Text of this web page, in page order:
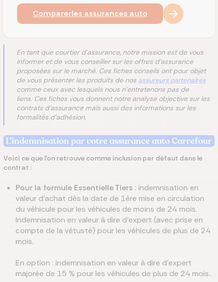
Comparerles assurances auto
En tant que courtier d'assurance, notre mission est de vous
informer et de vous conseiller sur les offres d'assurance
proposées sur le marché. Ces fiches conseils ont pour objet
de vous présenter les produits de nos assureurs partenaires
comme ceux avec lesquels nous n'entretenons pas de
liens. Ces fiches vous donnent notre analyse objective sur les
contrats d'assurance mais aussi des informations sur les
formalités d'adhésion.
L’indemnisation par votre assurance auto Carrefour
Voici ce que l’on retrouve comme inclusion par défaut dans le
contrat :
Pour la formule Essentielle Tiers : indemnisation en
valeur d’achat dès la date de 1ère mise en circulation
du véhicule pour les véhicules de moins de 24 mois.
Indemnisation en valeur à dire d’expert (avec prise en
compte de la vétusté) pour les véhicules de plus de 24
mois.
En option : indemnisation en valeur à dire d’expert
majorée de 15 % pour les véhicules de plus de 24 mois..